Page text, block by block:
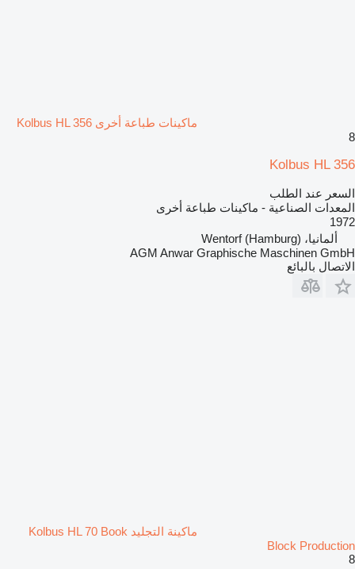
ماكينات طباعة أخرى Kolbus HL 356
8
Kolbus HL 356
السعر عند الطلب
المعدات الصناعية - ماكينات طباعة أخرى
1972
ألمانيا، Wentorf (Hamburg)
AGM Anwar Graphische Maschinen GmbH
الاتصال بالبائع
ماكينة التجليد Kolbus HL 70 Book
Block Production
8